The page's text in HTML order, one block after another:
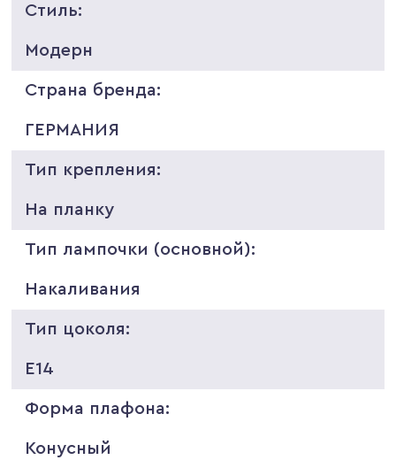
Стиль:
Модерн
Страна бренда:
ГЕРМАНИЯ
Тип крепления:
На планку
Тип лампочки (основной):
Накаливания
Тип цоколя:
E14
Форма плафона:
Конусный